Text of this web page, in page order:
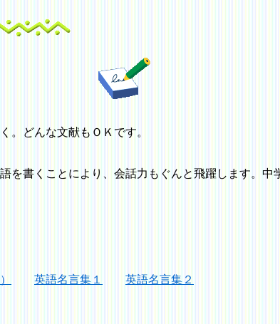
どんな文献もＯＫです。
くことにより、会話力もぐんと飛躍します。中
英語名言集１ 英語名言集２